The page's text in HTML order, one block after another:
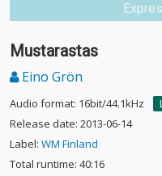
Mustarastas
Eino Grön
Audio format: 16bit/44.1kHz
Release date: 2013-06-14
Label: WM Finland
Total runtime: 40:16